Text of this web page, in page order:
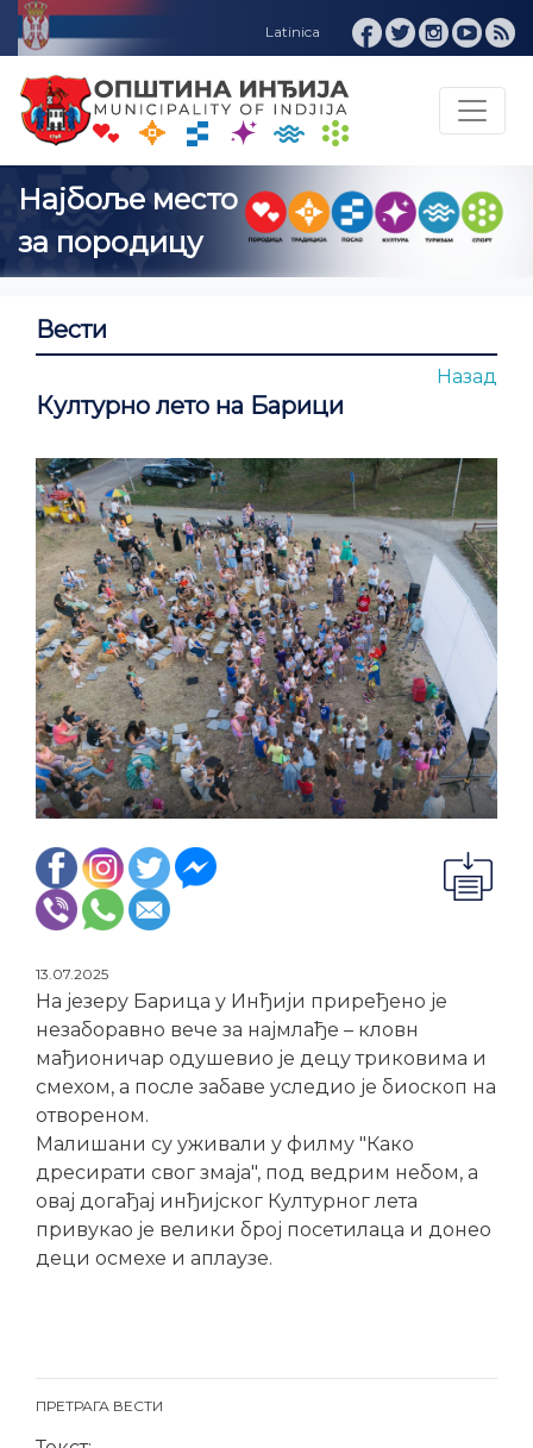
Вести
Назад
Културно лето на Барици
13.07.2025
На језеру Барица у Инђији приређено је
незаборавно вече за најмлађе – кловн
мађионичар одушевио је децу триковима и
смехом, а после забаве уследио је биоскоп на
отвореном.
Малишани су уживали у филму "Како
дресирати свог змаја", под ведрим небом, а
овај догађај инђијског Културног лета
привукао је велики број посетилаца и донео
деци осмехе и аплаузе.
ПРЕТРАГА ВЕСТИ